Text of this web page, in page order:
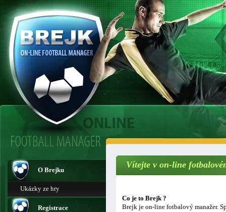
O Brejku
Ukázky ze hry
Registrace
Vítejte v on-line
Co je to Brejk ?
Brejk je on-line fotbalový manažer.